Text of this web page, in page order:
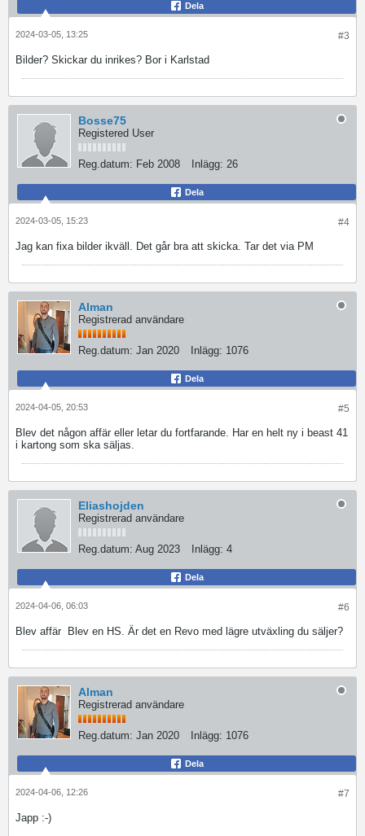
Dela
#3
2024-03-05, 13:25
Bilder? Skickar du inrikes? Bor i Karlstad
Bosse75
Registered User
Reg.datum: Feb 2008 Inlägg: 26
Dela
#4
2024-03-05, 15:23
Jag kan fixa bilder ikväll. Det går bra att skicka. Tar det via PM
Alman
Registrerad användare
Reg.datum: Jan 2020 Inlägg: 1076
Dela
#5
2024-04-05, 20:53
Blev det någon affär eller letar du fortfarande. Har en helt ny i beast 41
i kartong som ska säljas.
Eliashojden
Registrerad användare
Reg.datum: Aug 2023 Inlägg: 4
Dela
#6
2024-04-06, 06:03
Blev affär Blev en HS. Är det en Revo med lägre utväxling du säljer?
Alman
Registrerad användare
Reg.datum: Jan 2020 Inlägg: 1076
Dela
#7
2024-04-06, 12:26
Japp :-)